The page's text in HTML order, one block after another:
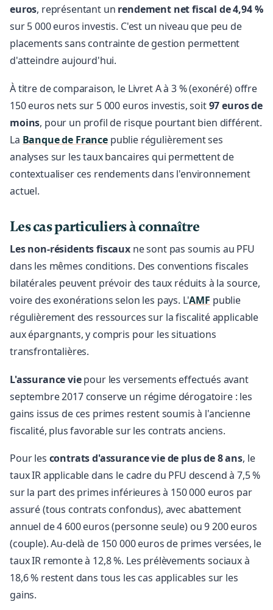
euros, représentant un rendement net fiscal de 4,94 %
sur 5 000 euros investis. C'est un niveau que peu de
placements sans contrainte de gestion permettent
d'atteindre aujourd'hui.
À titre de comparaison, le Livret A à 3 % (exonéré) offre
150 euros nets sur 5 000 euros investis, soit97 euros de
moins, pour un profil de risque pourtant bien différent.
La Banque de Francepublie régulièrement ses
analyses sur les taux bancaires qui permettent de
contextualiser ces rendements dans l'environnement
actuel.
Les cas particuliers à connaître
Les non-résidents fiscaux ne sont pas soumis au PFU
dans les mêmes conditions. Des conventions fiscales
bilatérales peuvent prévoir des taux réduits à la source,
voire des exonérations selon les pays. L'AMF publie
régulièrement des ressources sur la fiscalité applicable
aux épargnants, y compris pour les situations
transfrontalières.
L'assurance viepour les versements effectués avant
septembre 2017 conserve un régime dérogatoire : les
gains issus de ces primes restent soumis à l'ancienne
fiscalité, plus favorable sur les contrats anciens.
Pour les contrats d'assurance vie de plus de 8 ans, le
taux IR applicable dans le cadre du PFU descend à 7,5 %
sur la part des primes inférieures à 150 000 euros par
assuré (tous contrats confondus), avec abattement
annuel de 4 600 euros (personne seule) ou 9 200 euros
(couple). Au-delà de 150 000 euros de primes versées, le
taux IR remonte à 12,8 %. Les prélèvements sociaux à
18,6 % restent dans tous les cas applicables sur les
gains.